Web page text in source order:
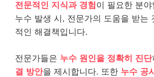
전문적인 지식과 경험이 필요한 분
누수 발생 시, 전문가의 도움을 받는
적인 해결책입니다.
전문가들은 누수 원인을 정확히 진단
결 방안을 제시합니다. 또한 누수 공